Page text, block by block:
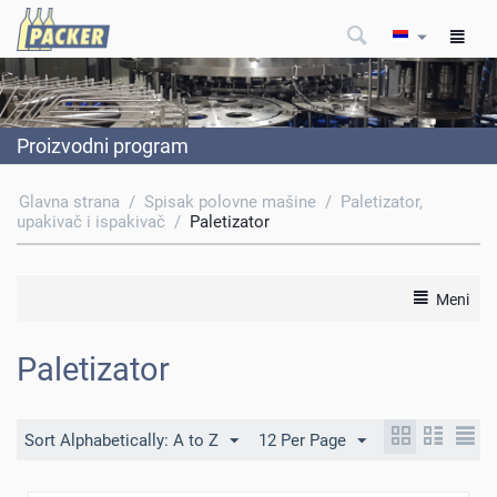
Proizvodni program
Glavna strana / Spisak polovne mašine / Paletizator,
upakivač i ispakivač / Paletizator
Meni
Paletizator
Sort Alphabetically: A to Z 12 Per Page